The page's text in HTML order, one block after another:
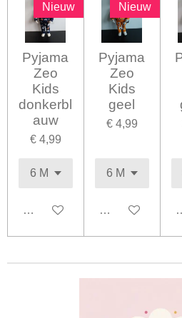
Nieuw
Pyjama
Zeo
Kids
donkerbl
auw
€ 4,99
In winkelwagen
Nieuw
Pyjama
Zeo
Kids
geel
€ 4,99
In winkelwagen